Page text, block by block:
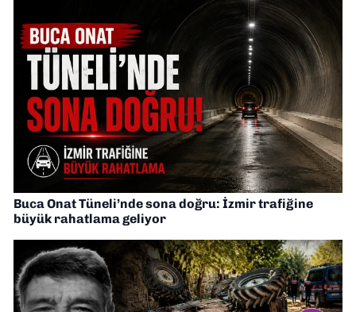
Buca Onat Tüneli’nde sona doğru: İzmir trafiğine
büyük rahatlama geliyor